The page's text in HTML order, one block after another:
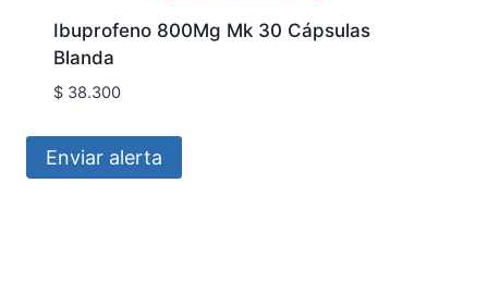
Ibuprofeno 800Mg Mk 30 Cápsulas
Blanda
$38.300
Enviar alerta